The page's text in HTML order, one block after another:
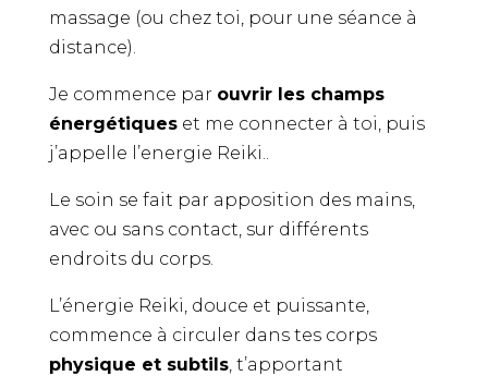
massage (ou chez toi, pour une séance à
distance).
Je commence par ouvrir les champs
énergétiqueset me connecter à toi, puis
j’appelle l’energie Reiki..
Le soin se fait par apposition des mains,
avec ou sans contact, sur différents
endroits du corps.
L’énergie Reiki, douce et puissante,
commence à circuler dans tes corps
physique et subtils, t’apportant